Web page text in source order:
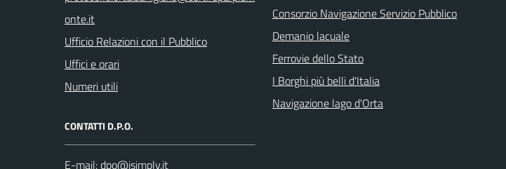
Ufficio Relazioni con il Pubblico
Uffici e orari
Numeri utili
CONTATTI D.P.O.
E-mail:
Consorzio Navigazione Servizio Pubblico
Demanio lacuale
Ferrovie dello Stato
I Borghi più belli d'Italia
Navigazione lago d'Orta